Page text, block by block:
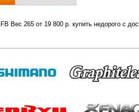
Вес 265 от 19 800 р. купить недорого с